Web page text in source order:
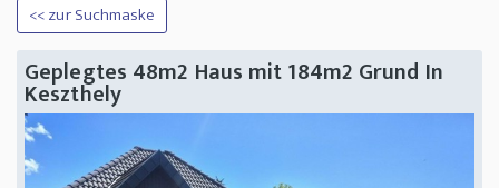
<< zur Suchmaske
Geplegtes 48m2 Haus mit 184m2 Grund In
Keszthely